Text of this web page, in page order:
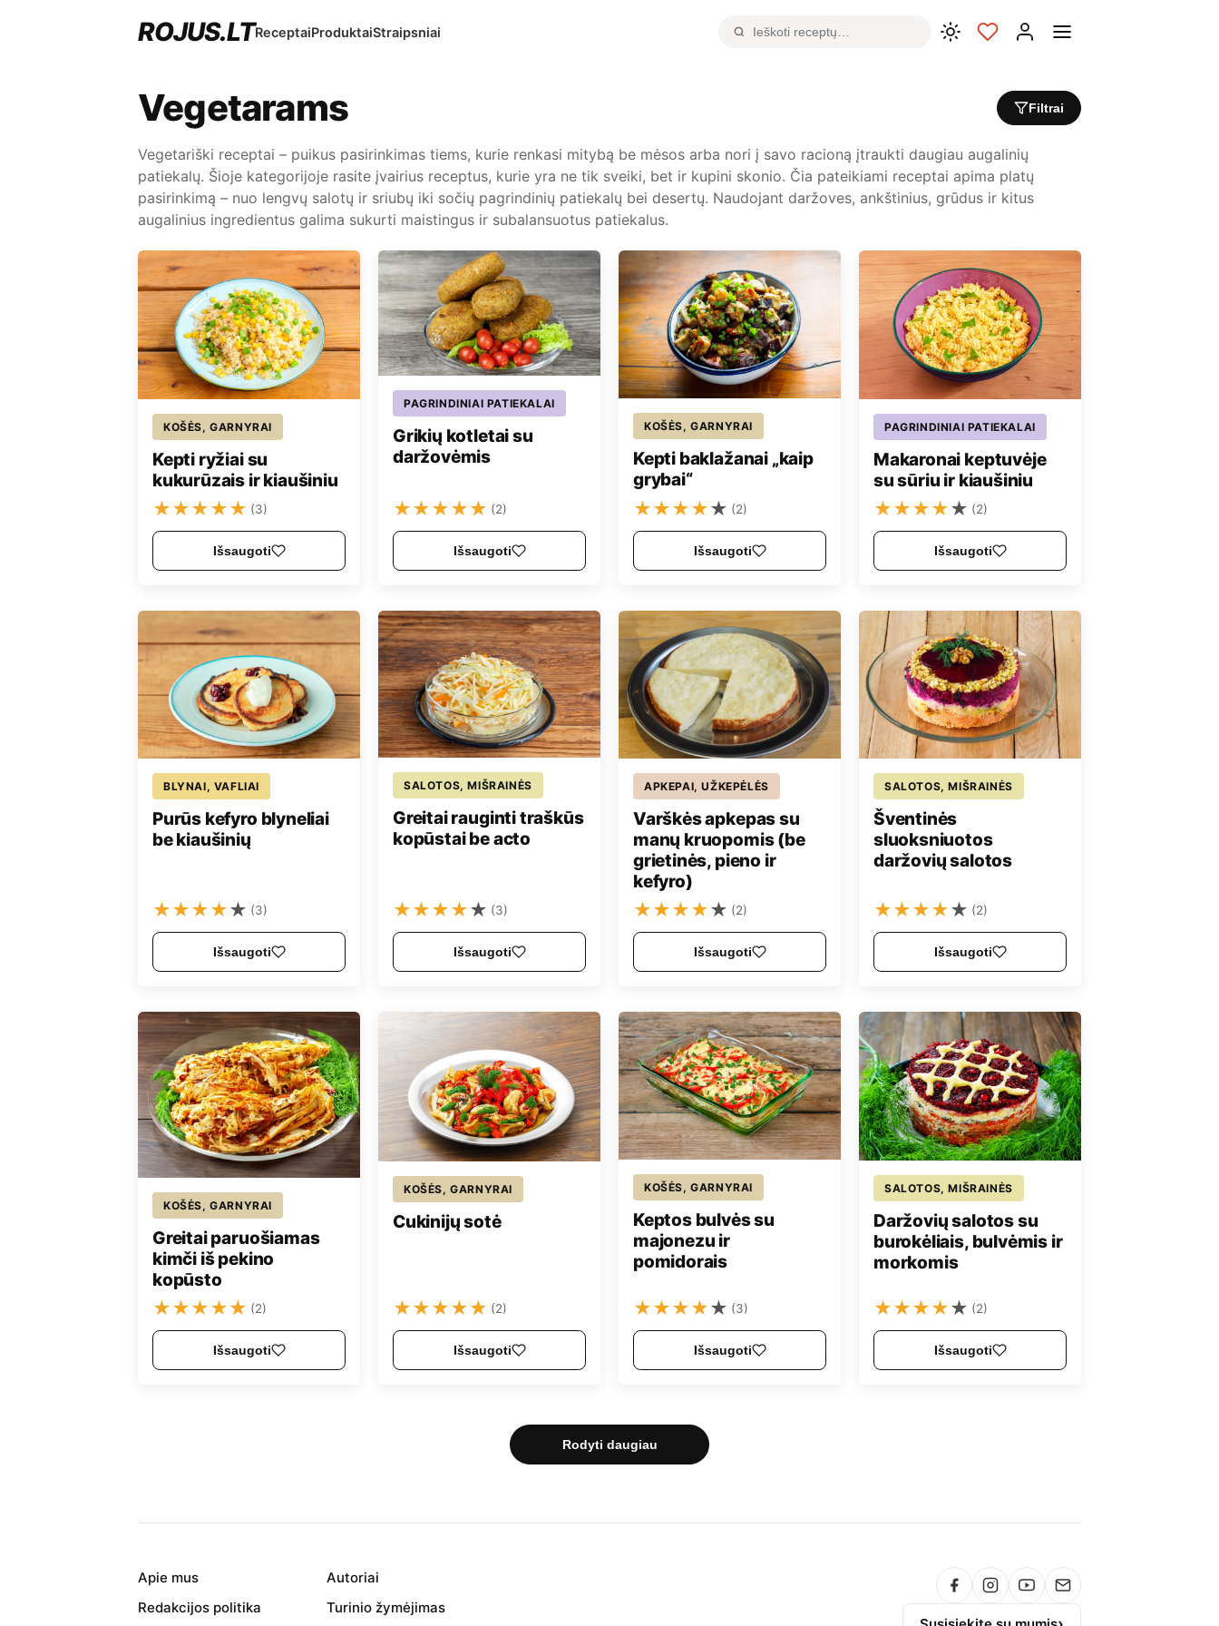
ROJUS.LTReceptaiProduktaiStraipsniai
Vegetarams Filtrai
Vegetariški receptai – puikus pasirinkimas tiems, kurie renkasi mitybą be mėsos arba nori į savo racioną įtraukti daugiau augalinių
patiekalų. Šioje kategorijoje rasite įvairius receptus, kurie yra ne tik sveiki, bet ir kupini skonio. Čia pateikiami receptai apima platų
pasirinkimą – nuo lengvų salotų ir sriubų iki sočių pagrindinių patiekalų bei desertų. Naudojant daržoves, ankštinius, grūdus ir kitus
augalinius ingredientus galima sukurti maistingus ir subalansuotus patiekalus.
KOŠĖS, GARNYRAI
Kepti ryžiai su
kukurūzais ir kiaušiniu
★★★★★ (3)
Išsaugoti
PAGRINDINIAI PATIEKALAI
Grikių kotletai su
daržovėmis
★★★★★ (2)
Išsaugoti
KOŠĖS, GARNYRAI
Kepti baklažanai „kaip
grybai“
★★★★★ (2)
Išsaugoti
PAGRINDINIAI PATIEKALAI
Makaronai keptuvėje
su sūriu ir kiaušiniu
★★★★★ (2)
Išsaugoti
BLYNAI, VAFLIAI
Purūs kefyro blyneliai
be kiaušinių
★★★★★ (3)
Išsaugoti
SALOTOS, MIŠRAINĖS
Greitai rauginti traškūs
kopūstai be acto
★★★★★ (3)
Išsaugoti
APKEPAI, UŽKEPĖLĖS
Varškės apkepas su
manų kruopomis (be
grietinės, pieno ir
kefyro)
★★★★★ (2)
Išsaugoti
SALOTOS, MIŠRAINĖS
Šventinės
sluoksniuotos
daržovių salotos
★★★★★ (2)
Išsaugoti
KOŠĖS, GARNYRAI
Greitai paruošiamas
kimči iš pekino
kopūsto
★★★★★ (2)
Išsaugoti
KOŠĖS, GARNYRAI
Cukinijų sotė
★★★★★ (2)
Išsaugoti
KOŠĖS, GARNYRAI
Keptos bulvės su
majonezu ir
pomidorais
★★★★★ (3)
Išsaugoti
SALOTOS, MIŠRAINĖS
Daržovių salotos su
burokėliais, bulvėmis ir
morkomis
★★★★★ (2)
Išsaugoti
Rodyti daugiau
Apie mus
Autoriai
Redakcijos politika
Turinio žymėjimas